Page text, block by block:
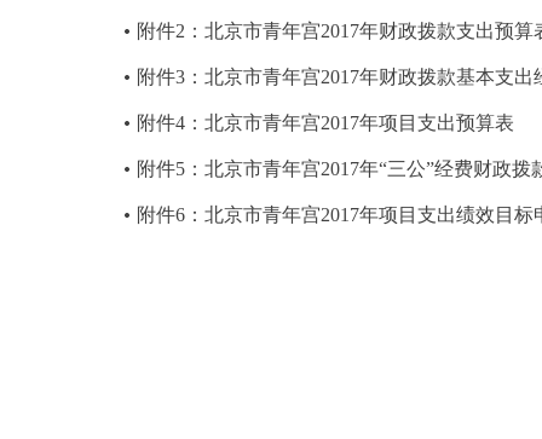
附件2：北京市青年宫2017年财政拨款支出预算
附件3：北京市青年宫2017年财政拨款基本支出
附件4：北京市青年宫2017年项目支出预算表
附件5：北京市青年宫2017年“三公”经费财政拨
附件6：北京市青年宫2017年项目支出绩效目标